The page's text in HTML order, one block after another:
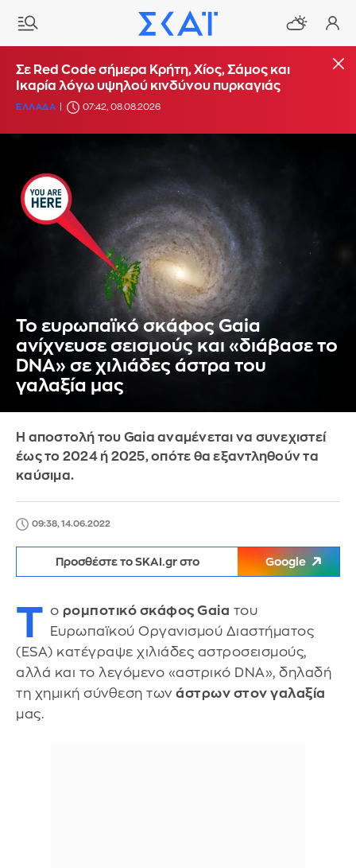
Σε Red Code σήμερα Κρήτη, Χίος, Σάμος και
Ικαρία λόγω υψηλού κινδύνου πυρκαγιάς
ΕΛΛΑΔΑ 07:42, 08.08.2026
Το ευρωπαϊκό σκάφος Gaia
ανίχνευσε σεισμούς και «διάβασε το
DNA» σε χιλιάδες άστρα του
γαλαξία μας
Η αποστολή του Gaia αναμένεται να συνεχιστεί
έως το 2024 ή 2025, οπότε θα εξαντληθούν τα
καύσιμα.
09:38, 14.06.2022
Προσθέστε το SKAI.gr στο Google
Τ ο ρομποτικό σκάφος Gaia του
Ευρωπαϊκού Οργανισμού Διαστήματος
(ESA) κατέγραψε χιλιάδες αστροσεισμούς,
αλλά και το λεγόμενο «αστρικό DNA», δηλαδή
τη χημική σύνθεση των άστρων στον γαλαξία
μας.